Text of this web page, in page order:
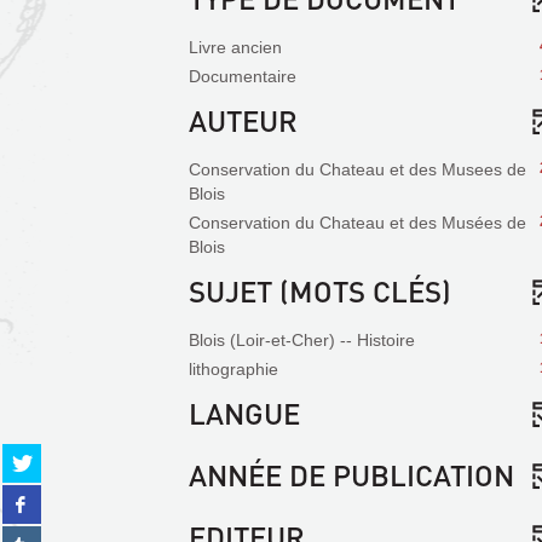
Partager
sur
twitter
(Nouvelle
Partager
sur
Partager
Livre ancien
Documentaire
AUTEUR
Conservation du Chateau et des Musees de
Blois
Conservation du Chateau et des Musées de
Blois
SUJET (MOTS CLÉS)
Blois (Loir-et-Cher) -- Histoire
lithographie
LANGUE
ANNÉE DE PUBLICATION